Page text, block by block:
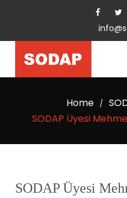
Home /
SODAP Üyesi
SODAP Üyesi